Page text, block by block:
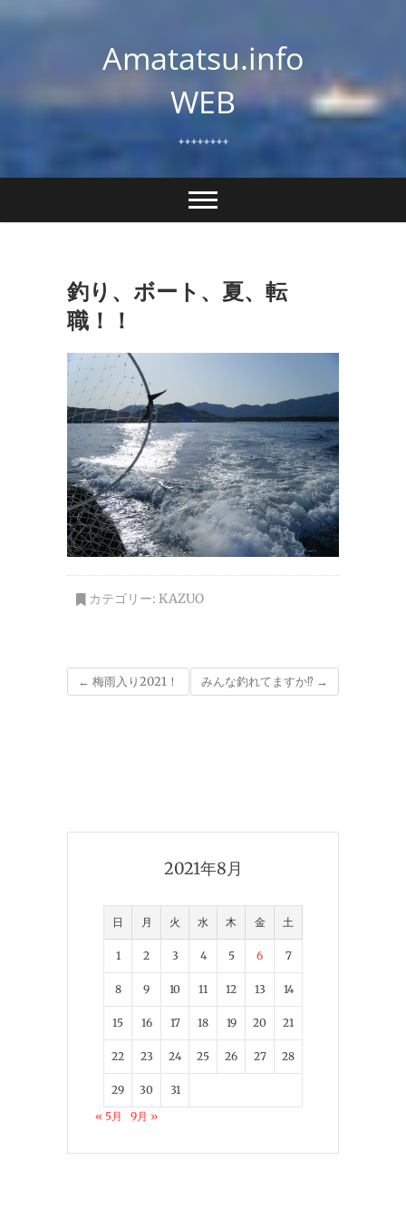
Amatatsu.info
WEB
++++++++
釣り、ボート、夏、転
職！！
カテゴリー: KAZUO
← 梅雨入り2021！ みんな釣れてますか⁉ →
2021年8月
日 月 火 水 木 金 土
1 2 3 4 5 6 7
8 9 10 11 12 13 14
15 16 17 18 19 20 21
22 23 24 25 26 27 28
29 30
31
« 5月
9月 »